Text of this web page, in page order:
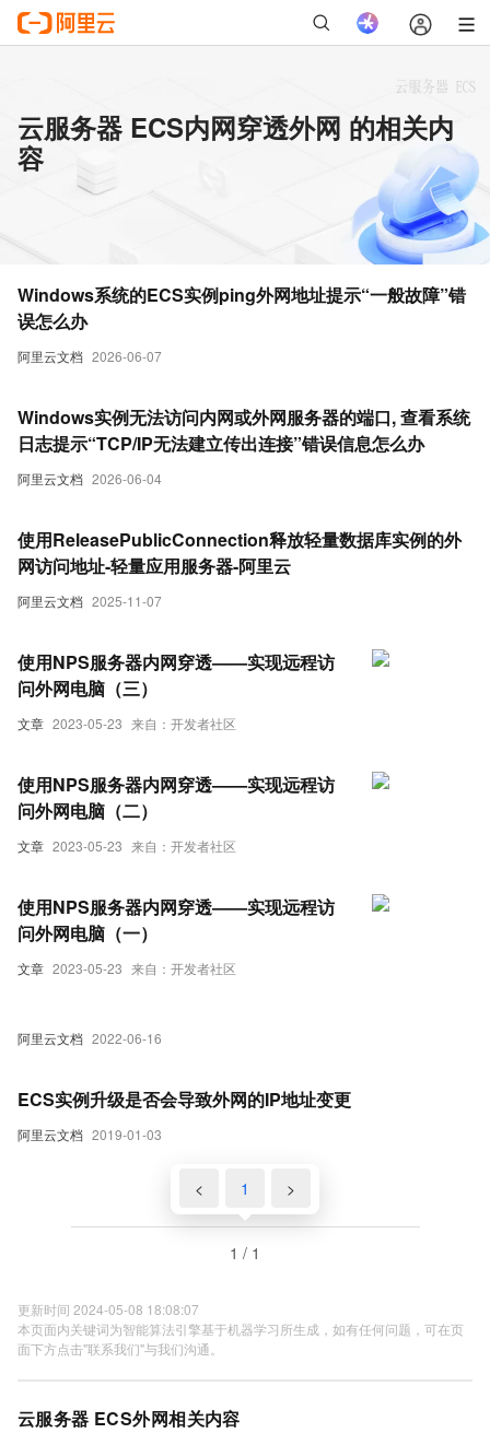
云服务器 ECS内网穿透外网 的相关内
容
阿里云文档 2026-06-07
Windows系统的ECS实例ping外网地址提示“一般故障”错
误怎么办
阿里云文档 2026-06-04
Windows实例无法访问内网或外网服务器的端口, 查看系统
日志提示“TCP/IP无法建立传出连接”错误信息怎么办
阿里云文档 2025-11-07
使用ReleasePublicConnection释放轻量数据库实例的外
网访问地址-轻量应用服务器-阿里云
文章 2023-05-23 来自：开发者社区
使用NPS服务器内网穿透——实现远程访
问外网电脑（三）
文章 2023-05-23 来自：开发者社区
使用NPS服务器内网穿透——实现远程访
问外网电脑（二）
文章 2023-05-23 来自：开发者社区
使用NPS服务器内网穿透——实现远程访
问外网电脑（一）
阿里云文档 2022-06-16
阿里云文档 2019-01-03
ECS实例升级是否会导致外网的IP地址变更
< 1 >
1 / 1
更新时间 2024-05-08 18:08:07
本页面内关键词为智能算法引擎基于机器学习所生成，如有任何问题，可在页
面下方点击"联系我们"与我们沟通。
云服务器 ECS外网相关内容